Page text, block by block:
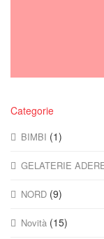
Categorie
BIMBI (1)
GELATERIE
NORD (9)
Novità (15)